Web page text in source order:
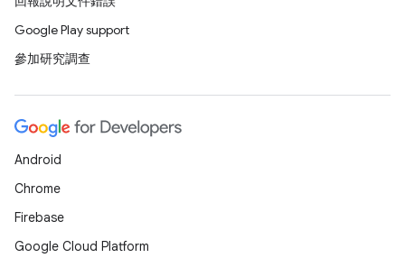
Google Play support
參加研究調查
Android
Chrome
Firebase
Google Cloud Platform